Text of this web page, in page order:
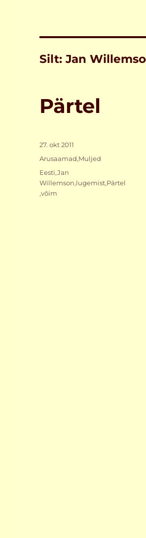
Silt:Jan
Pärtel
Postitatud
27. okt 2011
Rubriigid
Arusaamad,Muljed
Sildid
Eesti,Jan
Willemson,lugemist,Pärtel
,võim